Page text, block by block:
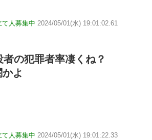
人募集中 2024/05/01(水) 19:01:02.61
の犯罪者率凄くね？
よ
人募集中 2024/05/01(水) 19:01:22.33